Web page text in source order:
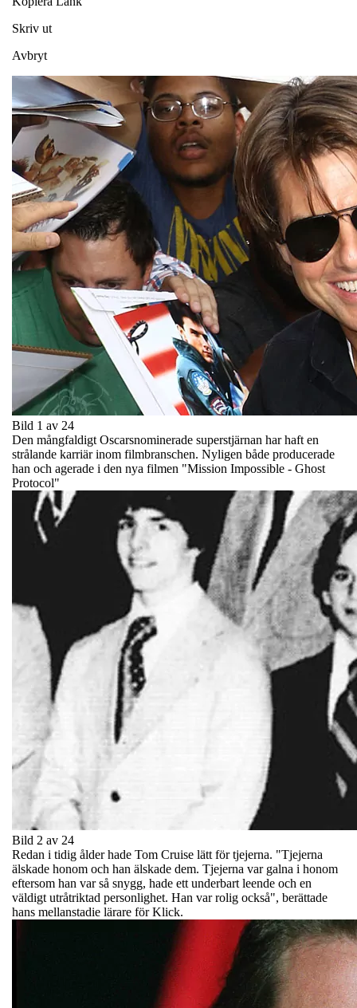
Skriv ut
Avbryt
Bild 1 av 24
Den mångfaldigt Oscarsnominerade superstjärnan har haft en
strålande karriär inom filmbranschen. Nyligen både producerade
han och agerade i den nya filmen "Mission Impossible - Ghost
Protocol"
Bild 2 av 24
Redan i tidig ålder hade Tom Cruise lätt för tjejerna. "Tjejerna
älskade honom och han älskade dem. Tjejerna var galna i honom
eftersom han var så snygg, hade ett underbart leende och en
väldigt utråtriktad personlighet. Han var rolig också", berättade
hans mellanstadie lärare för Klick.